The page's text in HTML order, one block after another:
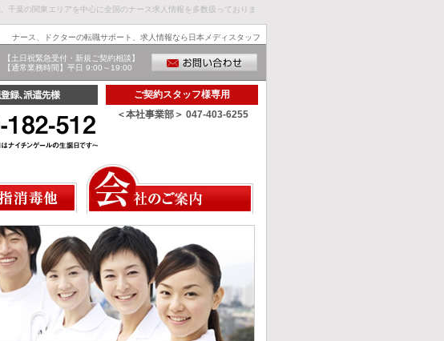
の関東エリアを中心に全国のナース求人情報を多数扱っておりま
ナース、ドクターの転職サポート、求人情報なら日本メディスタッフ
【土日祝緊急受付・新規ご契約相談】
【通常業務時間】平日 9:00～19:00
ご契約スタッフ様専用
＜本社事業部＞ 047-403-6255